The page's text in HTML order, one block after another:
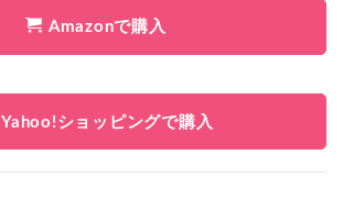
Amazonで購入
Yahoo!ショッピングで購入